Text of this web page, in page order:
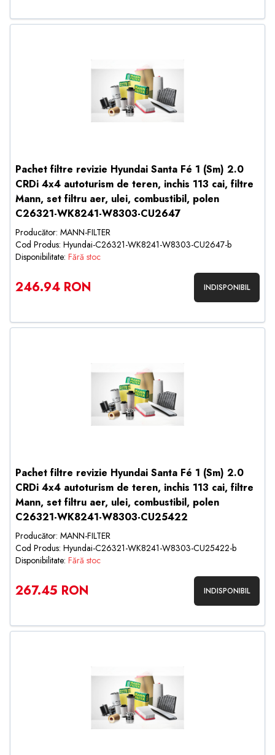
Pachet filtre revizie Hyundai Santa Fé 1 (Sm) 2.0
CRDi 4x4 autoturism de teren, inchis 113 cai, filtre
Mann, set filtru aer, ulei, combustibil, polen
C26321-WK8241-W8303-CU2647
Producător: MANN-FILTER
Cod Produs: Hyundai-C26321-WK8241-W8303-CU2647-b
Disponibilitate: Fără stoc
246.94 RON INDISPONIBIL
Pachet filtre revizie Hyundai Santa Fé 1 (Sm) 2.0
CRDi 4x4 autoturism de teren, inchis 113 cai, filtre
Mann, set filtru aer, ulei, combustibil, polen
C26321-WK8241-W8303-CU25422
Producător: MANN-FILTER
Cod Produs: Hyundai-C26321-WK8241-W8303-CU25422-b
Disponibilitate: Fără stoc
267.45 RON INDISPONIBIL